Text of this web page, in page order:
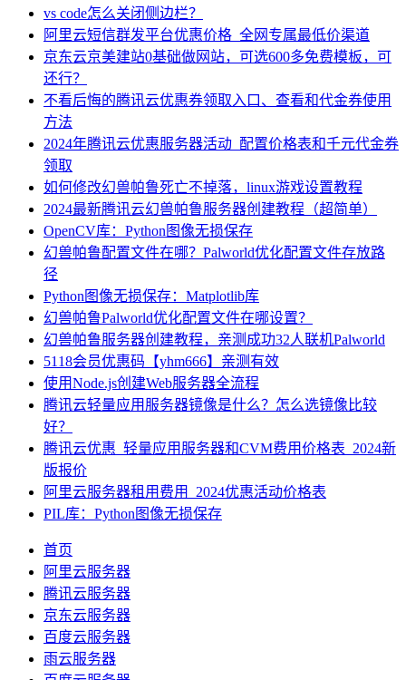
vs code怎么关闭侧边栏？
阿里云短信群发平台优惠价格_全网专属最低价渠道
京东云京美建站0基础做网站，可选600多免费模板，可
还行？
不看后悔的腾讯云优惠券领取入口、查看和代金券使用
方法
2024年腾讯云优惠服务器活动_配置价格表和千元代金券
领取
如何修改幻兽帕鲁死亡不掉落，linux游戏设置教程
2024最新腾讯云幻兽帕鲁服务器创建教程（超简单）
OpenCV库：Python图像无损保存
幻兽帕鲁配置文件在哪？Palworld优化配置文件存放路
径
Python图像无损保存：Matplotlib库
幻兽帕鲁Palworld优化配置文件在哪设置？
幻兽帕鲁服务器创建教程，亲测成功32人联机Palworld
5118会员优惠码【yhm666】亲测有效
使用Node.js创建Web服务器全流程
腾讯云轻量应用服务器镜像是什么？怎么选镜像比较
好？
腾讯云优惠_轻量应用服务器和CVM费用价格表_2024新
版报价
阿里云服务器租用费用_2024优惠活动价格表
PIL库：Python图像无损保存
首页
阿里云服务器
腾讯云服务器
京东云服务器
百度云服务器
雨云服务器